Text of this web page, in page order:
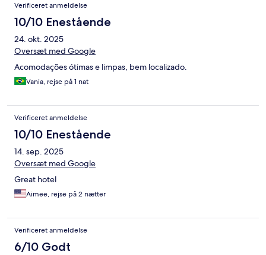
Verificeret anmeldelse
10/10 Enestående
24. okt. 2025
Oversæt med Google
Acomodações ótimas e limpas, bem localizado.
Vania, rejse på 1 nat
Verificeret anmeldelse
10/10 Enestående
14. sep. 2025
Oversæt med Google
Great hotel
Aimee, rejse på 2 nætter
Verificeret anmeldelse
6/10 Godt